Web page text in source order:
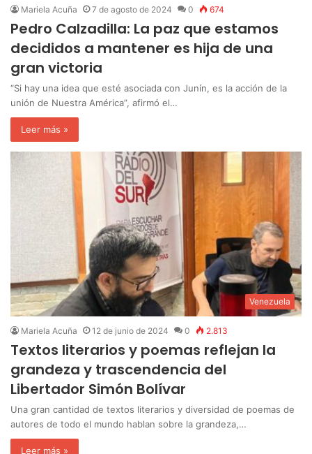
Mariela Acuña 7 de agosto de 2024 0 674
Pedro Calzadilla: La paz que estamos
decididos a mantener es hija de una
gran victoria
“Si hay una idea que esté asociada con Junín, es la acción de la
unión de Nuestra América”, afirmó el…
Leer más »
Venezuela
Mariela Acuña 12 de junio de 2024 0 2.813
Textos literarios y poemas reflejan la
grandeza y trascendencia del
Libertador Simón Bolívar
Una gran cantidad de textos literarios y diversidad de poemas de
autores de todo el mundo hablan sobre la grandeza,…
Leer más »